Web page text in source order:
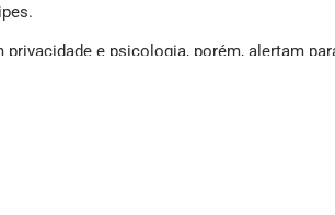
privacidade e psicologia, porém, alertam